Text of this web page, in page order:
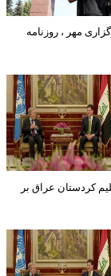
، روزنامه
عراق بر